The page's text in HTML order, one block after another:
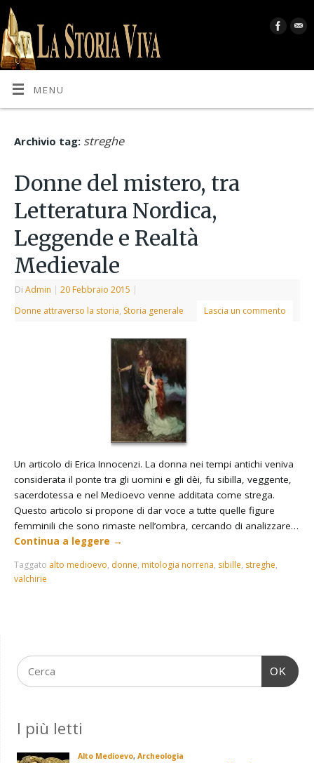
MENU
Archivio tag: streghe
Donne del mistero, tra
Letteratura Nordica,
Leggende e Realtà
Medievale
DiAdmin | 20 Febbraio 2015 |
Donne attraverso la storia, Storia generale Lascia un commento
Un articolo di Erica Innocenzi. La donna nei tempi antichi veniva
considerata il ponte tra gli uomini e gli dèi, fu sibilla, veggente,
sacerdotessa e nel Medioevo venne additata come strega.
Questo articolo si propone di dar voce a tutte quelle figure
femminili che sono rimaste nell’ombra, cercando di analizzare…
Continua a leggere →
Taggato alto medioevo, donne, mitologia norrena, sibille, streghe,
valchirie
OK
I più letti